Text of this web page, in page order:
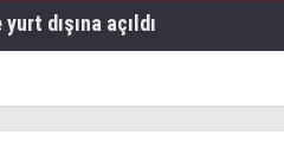
dışına açıldı